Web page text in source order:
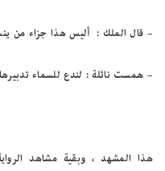
– قال الملك : أليس هذا جزاء من
– همست نائلة : لندع للسماء
هذا المشهد ، وبقية مشاهد